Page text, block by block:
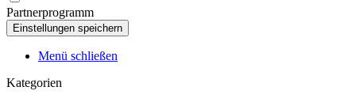
Partnerprogramm
Menü schließen
Kategorien